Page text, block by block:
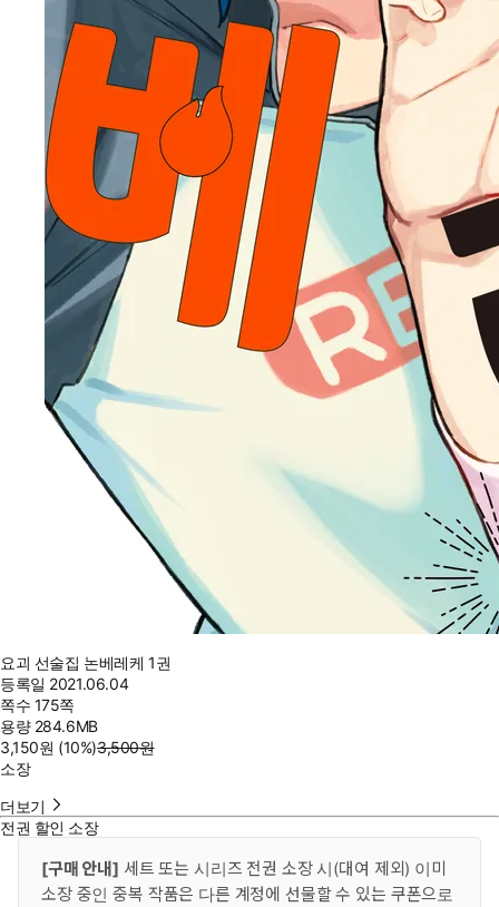
요괴 선술집 논베레케 1권
등록일 2021.06.04
쪽수 175쪽
용량 284.6MB
3,150원 (10%)3,500원
소장
더보기
전권 할인 소장
[구매 안내] 세트 또는 시리즈 전권 소장 시(대여 제외) 이미
소장 중인 중복 작품은 다른 계정에 선물할 수 있는 쿠폰으로